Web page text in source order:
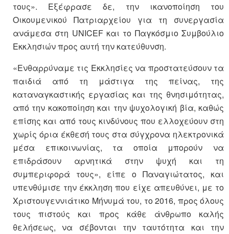
τους». Εξέφρασε δε, την ικανοποίηση του
Οικουμενικού Πατριαρχείου για τη συνεργασία
ανάμεσα στη UNICEF και το Παγκόσμιο Συμβούλιο
Εκκλησιών προς αυτή την κατεύθυνση.
«Ενθαρρύναμε τις Εκκλησίες να προστατεύσουν τα
παιδιά από τη μάστιγα της πείνας, της
καταναγκαστικής εργασίας και της θνησιμότητας,
από την κακοποίηση και την ψυχολογική βία, καθώς
επίσης και από τους κινδύνους που ελλοχεύουν στη
χωρίς όρια έκθεσή τους στα σύγχρονα ηλεκτρονικά
μέσα επικοινωνίας, τα οποία μπορούν να
επιδράσουν αρνητικά στην ψυχή και τη
συμπεριφορά τους», είπε ο Παναγιώτατος, και
υπενθύμισε την έκκληση που είχε απευθύνει, με το
Χριστουγεννιάτικο Μήνυμά του, το 2016, προς όλους
τους πιστούς και προς κάθε άνθρωπο καλής
θελήσεως, να σέβονται την ταυτότητα και την